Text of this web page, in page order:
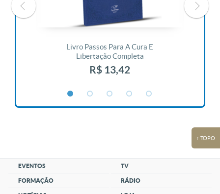
Livro Passos Para A Cura E
Libertação Completa
R$ 13,42
↑ TOPO
EVENTOS
FORMAÇÃO
TV
RÁDIO